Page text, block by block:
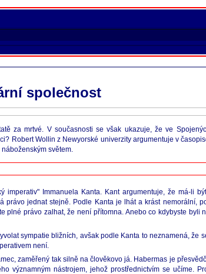
společnost
za mrtvé. V současnosti se však ukazuje, že ve
Robert Wollin z Newyorské univerzity argumentuje v
světem.
Immanuela Kanta. Kant argumentuje, že má-li
jednat stejně. Podle Kanta je lhát a krást nemorální,
právo zalhat, že není přítomna. Anebo co kdybyste byli
sympatie bližních, avšak podle Kanta to neznamená, že
není.
zaměřený tak silně na člověkovo já. Habermas je
nástrojem, jehož prostřednictvím se učíme.